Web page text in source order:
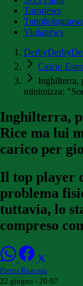
Toronews
Violanews
Calcio
Inghilterra,
minimizza:
Inghilterra,
Rice ma lui
carico per
Il top player
problema
tuttavia, lo
compreso
Pietro Rusconi
22 giugno - 20:07